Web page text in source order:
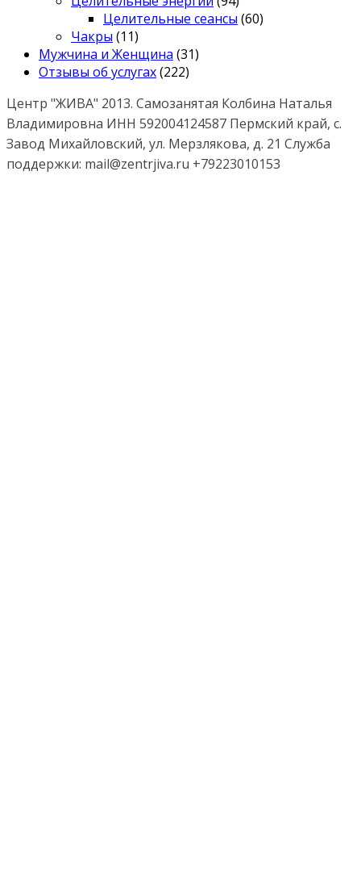
Целительные сеансы (60)
Чакры (11)
Мужчина и Женщина (31)
Отзывы об услугах(222)
Центр "ЖИВА" 2013. Самозанятая Колбина Наталья
Владимировна ИНН 592004124587 Пермский край, с.
Завод Михайловский, ул. Мерзлякова, д. 21 Служба
поддержки: mail@zentrjiva.ru +79223010153